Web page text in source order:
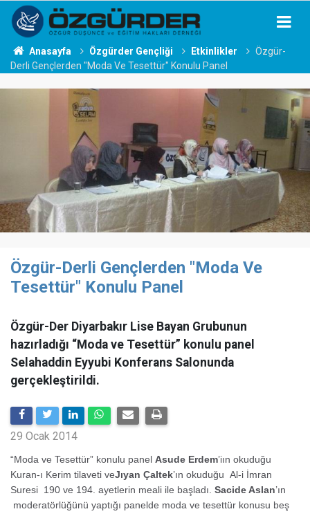
Anasayfa Özgürder Gençliği Etkinlikler
Özgür-
Derli Gençlerden "Moda Ve Tesettür" Konulu Panel
Özgür-Derli Gençlerden "Moda Ve
Tesettür" Konulu Panel
Özgür-Der Diyarbakır Lise Bayan Grubunun
hazırladığı “Moda ve Tesettür” konulu panel
Selahaddin Eyyubi Konferans Salonunda
gerçekleştirildi.
29 Ocak 2014
“Moda ve Tesettür” konulu panel Asude Erdem’iın okuduğu
Kuran-ı Kerim tilaveti veJıyan Çaltek’ın okuduğu Al-i İmran
Suresi 190 ve 194. ayetlerin meali ile başladı. Sacide Aslan’ın
moderatörlüğünü yaptığı panelde moda ve tesettür konusu beş